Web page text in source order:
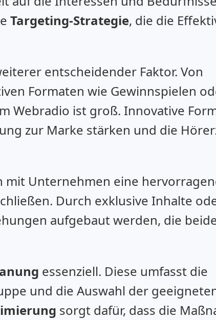
Targeting-Strategie, die die
entscheidender Faktor. Von
Formaten wie Gewinnspielen
Webradio ist groß. Innovative
zur Marke stärken und die
mit Unternehmen eine
Durch exklusive Inhalte
aufgebaut werden, die
essenziell. Diese umfasst die
und die Auswahl der
sorgt dafür, dass die